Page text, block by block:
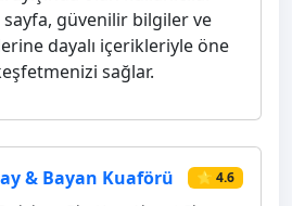
sayfa, güvenilir bilgiler ve
dayalı içerikleriyle öne
sağlar.
& Bayan Kuaförü ⭐ 4.6